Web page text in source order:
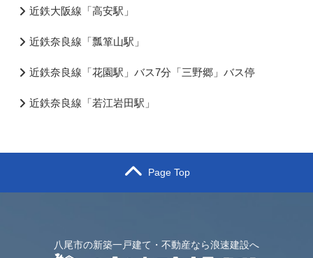
近鉄大阪線「高安駅」
近鉄奈良線「瓢箪山駅」
近鉄奈良線「花園駅」バス7分「三野郷」バス停
近鉄奈良線「若江岩田駅」
Page Top
八尾市の新築一戸建て・不動産なら浪速建設へ